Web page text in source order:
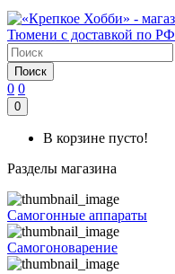
Поиск
0 0
0
В корзине пусто!
Разделы магазина
Самогонные аппараты
Самогоноварение